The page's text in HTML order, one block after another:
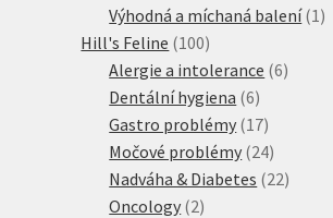
produkty
Výhodná a míchaná balení 1 1
Hill's Feline 100100
produktů
Alergie a intolerance 66
Dentální hygiena 66
produktů
Gastro problémy 1717
produktů
Močové problémy 2424
produktů
Nadváha & Diabetes 2222
Oncology 22